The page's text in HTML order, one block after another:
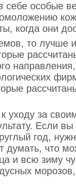
особые
когда они
то лучше
уходу за
Если вы
год,
думать, что
и всю зиму